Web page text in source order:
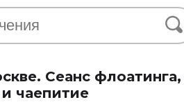
Сеанс флоатинга,
чаепитие